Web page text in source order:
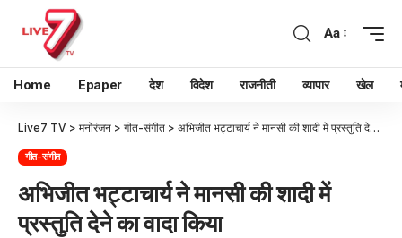
Aa
Home Epaper देश विदेश राजनीती व्यापार खेल
Live7 TV > मनोरंजन > गीत-संगीत > अभिजीत भट्टाचार्य ने मानसी की शादी में प्रस्तुति देने का वादा किया
गीत-संगीत
अभिजीत भट्टाचार्य ने मानसी की शादी में
प्रस्तुति देने का वादा किया